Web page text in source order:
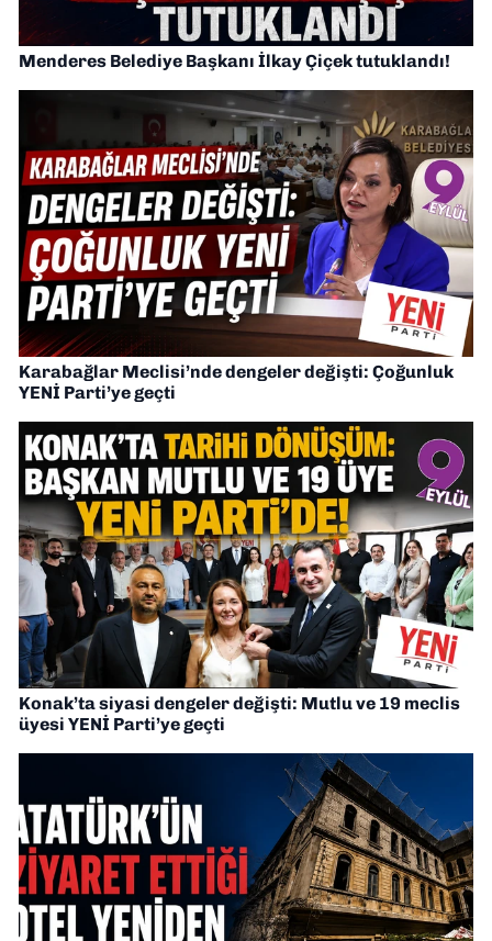
Menderes Belediye Başkanı İlkay Çiçek tutuklandı!
Karabağlar Meclisi’nde dengeler değişti: Çoğunluk
YENİ Parti’ye geçti
Konak’ta siyasi dengeler değişti: Mutlu ve 19 meclis
üyesi YENİ Parti’ye geçti